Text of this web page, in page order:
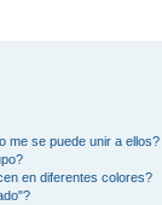
me se puede unir a ellos?
en diferentes colores?